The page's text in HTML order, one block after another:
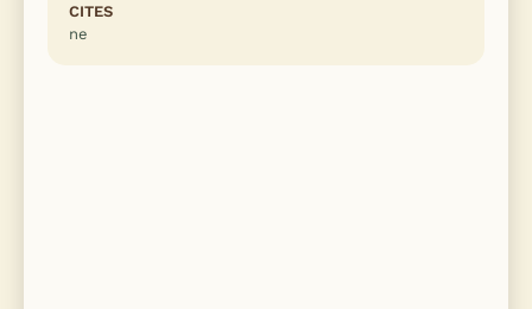
CITES
ne